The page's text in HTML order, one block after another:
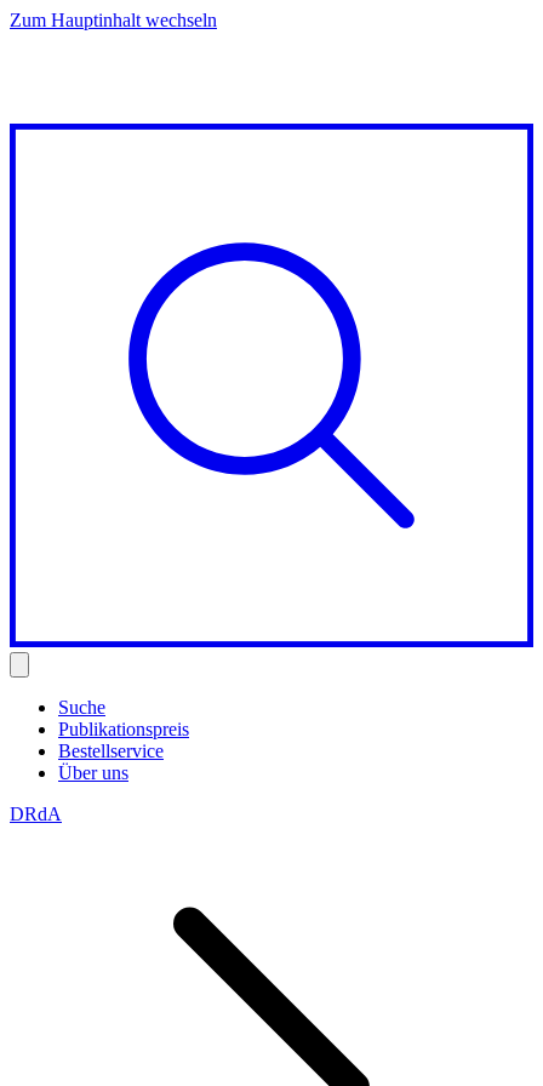
Zum Hauptinhalt wechseln
Suche
Publikationspreis
Bestellservice
Über uns
DRdA